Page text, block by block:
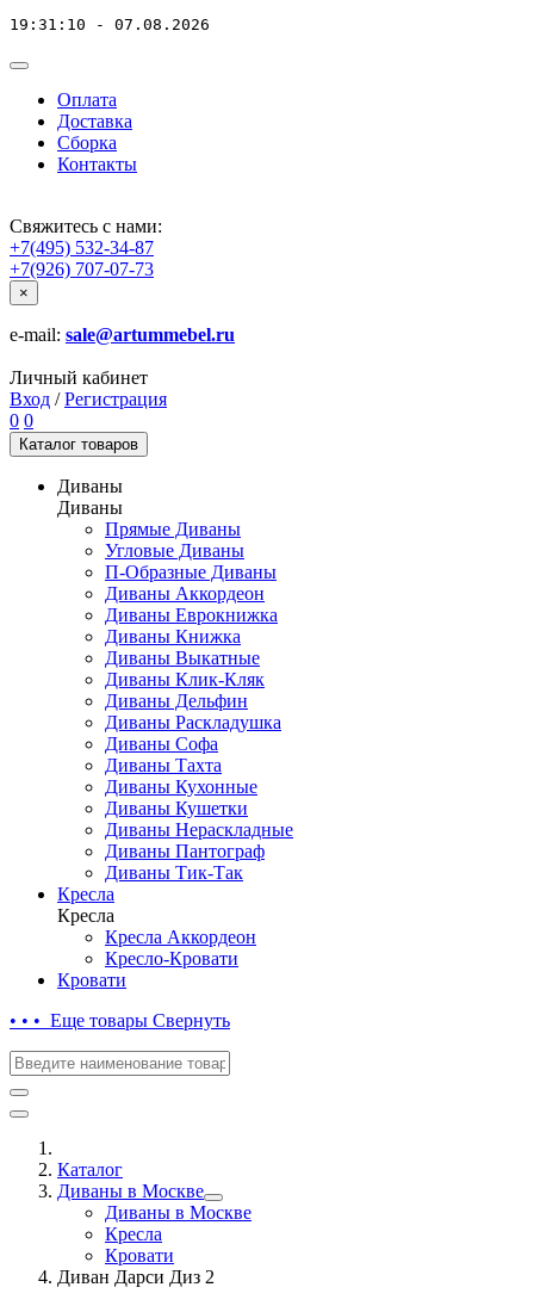
19:31:10 - 07.08.2026
Оплата
Доставка
Сборка
Контакты
Свяжитесь с нами:
+7(495) 532-34-87
+7(926) 707-07-73
×
e-mail: sale@artummebel.ru
Личный кабинет
Вход / Регистрация
0 0
Каталог товаров
Диваны
Диваны
Прямые Диваны
Угловые Диваны
П-Образные Диваны
Диваны Аккордеон
Диваны Еврокнижка
Диваны Книжка
Диваны Выкатные
Диваны Клик-Кляк
Диваны Дельфин
Диваны Раскладушка
Диваны Софа
Диваны Тахта
Диваны Кухонные
Диваны Кушетки
Диваны Нераскладные
Диваны Пантограф
Диваны Тик-Так
Кресла
Кресла
Кресла Аккордеон
Кресло-Кровати
Кровати
• • • Еще товары Свернуть
Каталог
Диваны в Москве
Диваны в Москве
Кресла
Кровати
Диван Дарси Диз 2